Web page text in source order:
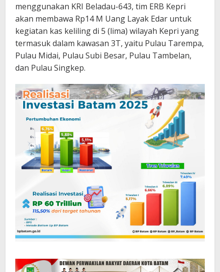
menggunakan KRI Beladau-643, tim ERB Kepri
akan membawa Rp14 M Uang Layak Edar untuk
kegiatan kas keliling di 5 (lima) wilayah Kepri yang
termasuk dalam kawasan 3T, yaitu Pulau Tarempa,
Pulau Midai, Pulau Subi Besar, Pulau Tambelan,
dan Pulau Singkep.